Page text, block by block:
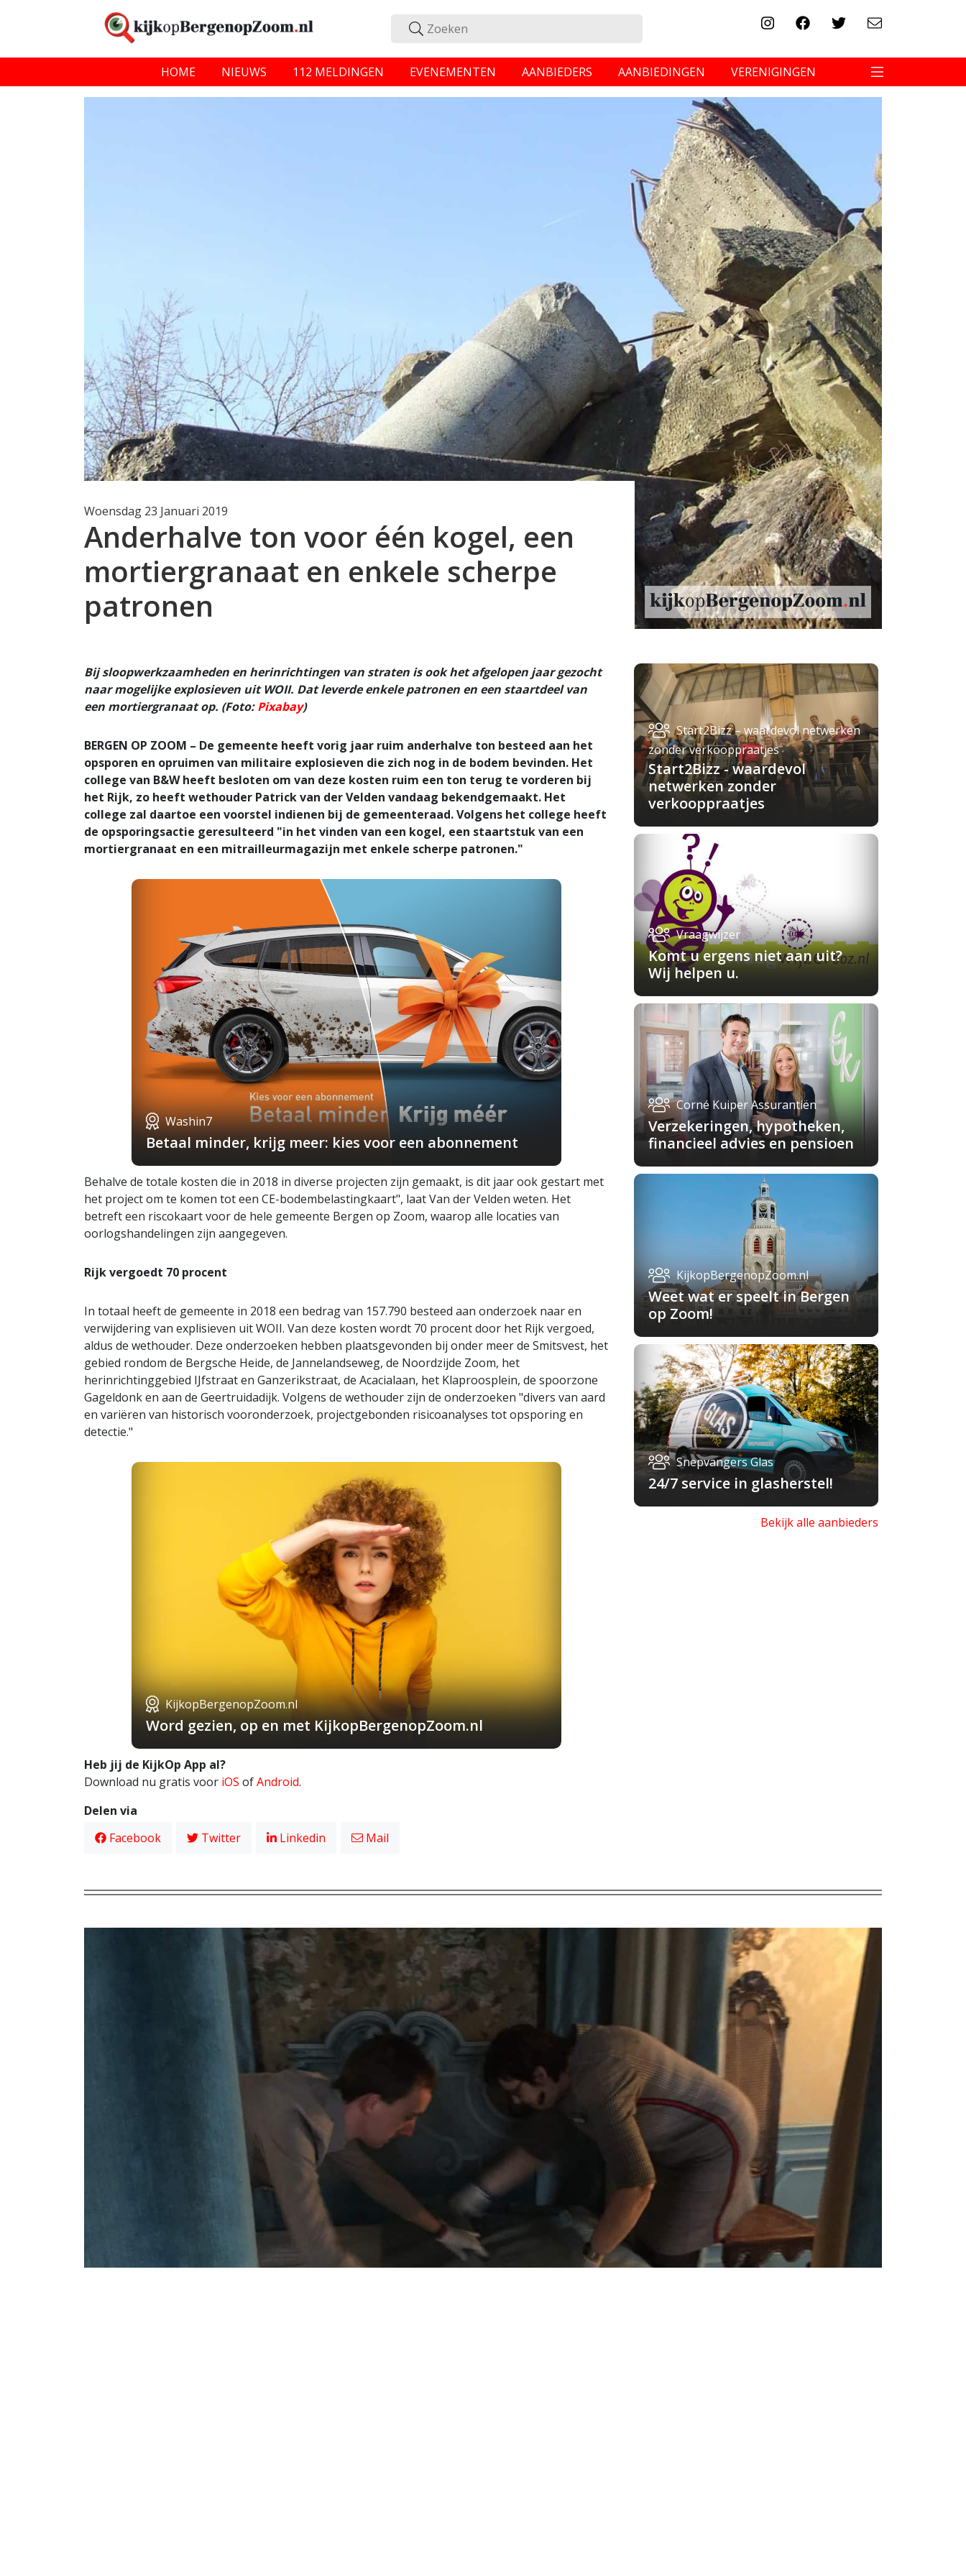
HOME NIEUWS 112 MELDINGEN EVENEMENTEN AANBIEDERS AANBIEDINGEN VERENIGINGEN
Woensdag 23 Januari 2019
Anderhalve ton voor één kogel, een
mortiergranaat en enkele scherpe
patronen
Bij sloopwerkzaamheden en herinrichtingen van straten is ook het afgelopen jaar gezocht
naar mogelijke explosieven uit WOII. Dat leverde enkele patronen en een staartdeel van
een mortiergranaat op. (Foto:Pixabay)
BERGEN OP ZOOM – De gemeente heeft vorig jaar ruim anderhalve ton besteed aan het
opsporen en opruimen van militaire explosieven die zich nog in de bodem bevinden. Het
college van B&W heeft besloten om van deze kosten ruim een ton terug te vorderen bij
het Rijk, zo heeft wethouder Patrick van der Velden vandaag bekendgemaakt. Het
college zal daartoe een voorstel indienen bij de gemeenteraad. Volgens het college heeft
de opsporingsactie geresulteerd "in het vinden van een kogel, een staartstuk van een
mortiergranaat en een mitrailleurmagazijn met enkele scherpe patronen."
Washin7
Betaal minder, krijg meer: kies voor een abonnement
Behalve de totale kosten die in 2018 in diverse projecten zijn gemaakt, is dit jaar ook gestart met
het project om te komen tot een CE-bodembelastingkaart", laat Van der Velden weten. Het
betreft een riscokaart voor de hele gemeente Bergen op Zoom, waarop alle locaties van
oorlogshandelingen zijn aangegeven.
Rijk vergoedt 70 procent
In totaal heeft de gemeente in 2018 een bedrag van 157.790 besteed aan onderzoek naar en
verwijdering van explisieven uit WOII. Van deze kosten wordt 70 procent door het Rijk vergoed,
aldus de wethouder. Deze onderzoeken hebben plaatsgevonden bij onder meer de Smitsvest, het
gebied rondom de Bergsche Heide, de Jannelandseweg, de Noordzijde Zoom, het
herinrichtinggebied IJfstraat en Ganzerikstraat, de Acacialaan, het Klaproosplein, de spoorzone
Gageldonk en aan de Geertruidadijk. Volgens de wethouder zijn de onderzoeken "divers van aard
en variëren van historisch vooronderzoek, projectgebonden risicoanalyses tot opsporing en
detectie."
KijkopBergenopZoom.nl
Word gezien, op en met KijkopBergenopZoom.nl
Heb jij de KijkOp App al?
Download nu gratis voor iOS ofAndroid.
Delen via
Facebook
Twitter Linkedin Mail
Start2Bizz – waardevol netwerken
zonder verkooppraatjes
Start2Bizz - waardevol
netwerken zonder
verkooppraatjes
Vraagwijzer
Komt u ergens niet aan uit?
Wij helpen u.
Corné Kuiper Assurantiën
Verzekeringen, hypotheken,
financieel advies en pensioen
KijkopBergenopZoom.nl
Weet wat er speelt in Bergen
op Zoom!
Snepvangers Glas
24/7 service in glasherstel!
Bekijk alle aanbieders